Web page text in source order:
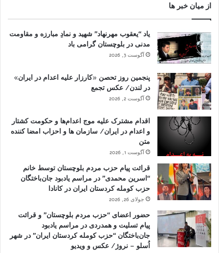
از میان خبر ها
یاد “یعقوب مهرنهاد” شهید و نمادِ مبارزه و مقاومت
مدنی در بلوچستان گرامی باد
آگوست 3, 2026
پنجمین روز تحصن «کارزار علیه اعدام در ایران»
در لندن/ عکس تجمع
آگوست 2, 2026
اقدام مشترک علیه موج اعدام‌ها و حکومت کشتار
و اعدام در ایران/ سازمان ها و احزاب امضا کننده
متن
آگوست 1, 2026
قرائت پیام حزب مردم بلوچستان توسط خانم
“اسرین محمدی” در مراسم یادبود جان‌باختگان
حزب کومله کردستان ایران در کانادا
جولای 26, 2026
حضور اعضای “حزب مردم بلوچستان” و قرائت
پیام تسلیت و همدردی در مراسم یادبود
جان‌باختگان “حزب کومله کردستان ایران” در شهر
اُسلو – نروژ/ عکس و ویدیو